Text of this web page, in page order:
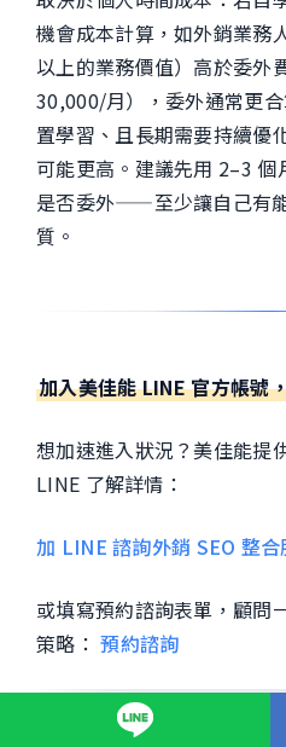
機會成本計算，如外銷業務
以上的業務價值）高於委外
30,000/月），委外通常更
置學習、且長期需要持續優
可能更高。建議先用 2–3 個
是否委外——至少讓自己有
質。
加入美佳能 LINE 官方帳號
想加速進入狀況？美佳能提
LINE 了解詳情：
加 LINE 諮詢外銷 SEO 整
或填寫預約諮詢表單，顧問
策略：預約諮詢